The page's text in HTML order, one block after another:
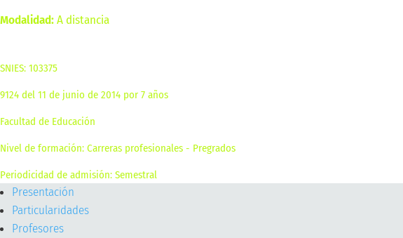
Modalidad:A distancia
SNIES: 103375
9124 del 11 de junio de 2014 por 7 años
Facultad de Educación
Nivel de formación: Carreras profesionales - Pregrados
Periodicidad de admisión: Semestral
Presentación
Particularidades
Profesores